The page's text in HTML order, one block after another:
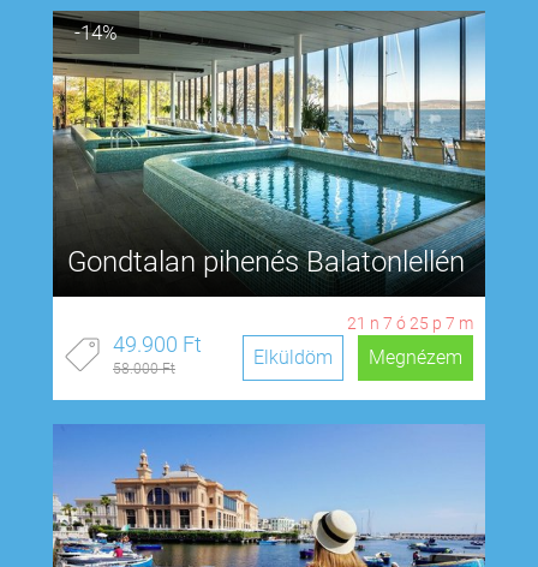
-14%
Gondtalan pihenés Balatonlellén
21 n 7 ó 25 p 6 m
49.900 Ft
58.000 Ft Megnézem
Elküldöm